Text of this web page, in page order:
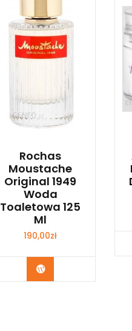
Rochas
Moustache
Original 1949
Woda
Toaletowa 125
Ml
190,00zł
Zobacz